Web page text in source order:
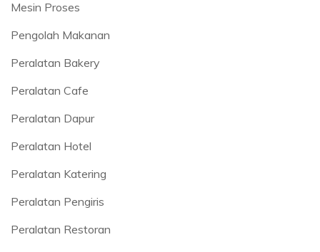
Mesin Proses
Pengolah Makanan
Peralatan Bakery
Peralatan Cafe
Peralatan Dapur
Peralatan Hotel
Peralatan Katering
Peralatan Pengiris
Peralatan Restoran